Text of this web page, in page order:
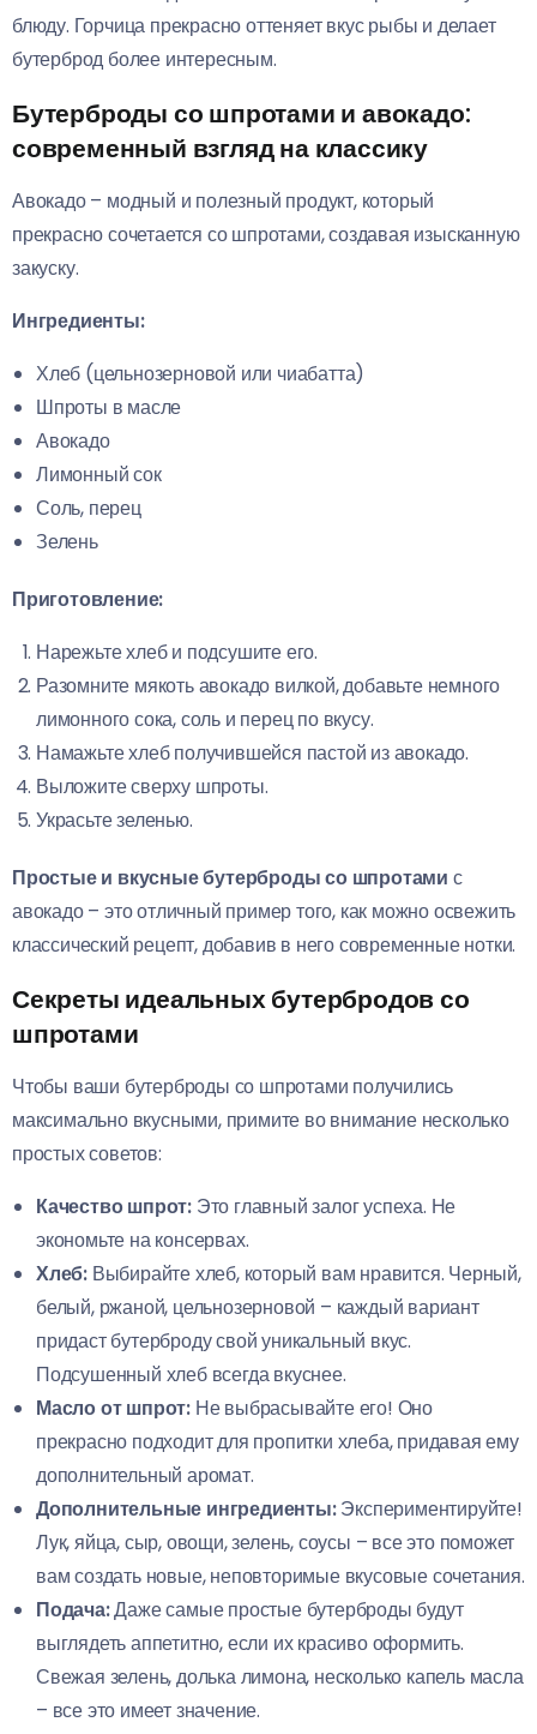
блюду. Горчица прекрасно оттеняет вкус рыбы и делает
бутерброд более интересным.
Бутерброды со шпротами и авокадо:
современный взгляд на классику
Авокадо – модный и полезный продукт, который
прекрасно сочетается со шпротами, создавая изысканную
закуску.
Ингредиенты:
Хлеб (цельнозерновой или чиабатта)
Шпроты в масле
Авокадо
Лимонный сок
Соль, перец
Зелень
Приготовление:
Нарежьте хлеб и подсушите его.
Разомните мякоть авокадо вилкой, добавьте немного
лимонного сока, соль и перец по вкусу.
Намажьте хлеб получившейся пастой из авокадо.
Выложите сверху шпроты.
Украсьте зеленью.
Простые и вкусные бутерброды со шпротами с
авокадо – это отличный пример того, как можно освежить
классический рецепт, добавив в него современные нотки.
Секреты идеальных бутербродов со
шпротами
Чтобы ваши бутерброды со шпротами получились
максимально вкусными, примите во внимание несколько
простых советов:
Качество шпрот: Это главный залог успеха. Не
экономьте на консервах.
Хлеб: Выбирайте хлеб, который вам нравится. Черный,
белый, ржаной, цельнозерновой – каждый вариант
придаст бутерброду свой уникальный вкус.
Подсушенный хлеб всегда вкуснее.
Масло от шпрот: Не выбрасывайте его! Оно
прекрасно подходит для пропитки хлеба, придавая ему
дополнительный аромат.
Дополнительные ингредиенты:Экспериментируйте!
Лук, яйца, сыр, овощи, зелень, соусы – все это поможет
вам создать новые, неповторимые вкусовые сочетания.
Подача:Даже самые простые бутерброды будут
выглядеть аппетитно, если их красиво оформить.
Свежая зелень, долька лимона, несколько капель масла
– все это имеет значение.